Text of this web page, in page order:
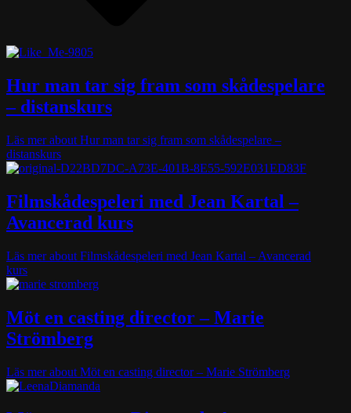
Hur man tar sig fram som skådespelare
– distanskurs
Läs merabout Hur man tar sig fram som skådespelare –
distanskurs
Filmskådespeleri med Jean Kartal –
Avancerad kurs
Läs merabout Filmskådespeleri med Jean Kartal – Avancerad
kurs
Möt en casting director – Marie
Strömberg
Läs merabout Möt en casting director – Marie Strömberg